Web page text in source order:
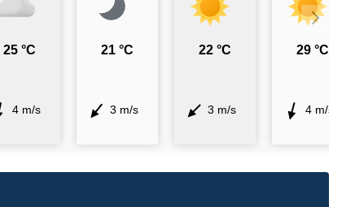
25 °C
4 m/s
21 °C
3 m/s
22 °C
3 m/s
29 °C
4 m/s